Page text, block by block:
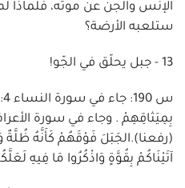
الإنس والجن عن موته، فلماذا
ستلعبه الأرضة؟
13 - جبل يحلّق في الجّو!
(رفعنا).الجَبَلَ فَوْقَهُمْ كَأَنَّهُ ظُلَّةٌ
آتَيْنَاكُمْ بِقُوَّةٍ وَاذْكُرُوا مَا فِيهِ